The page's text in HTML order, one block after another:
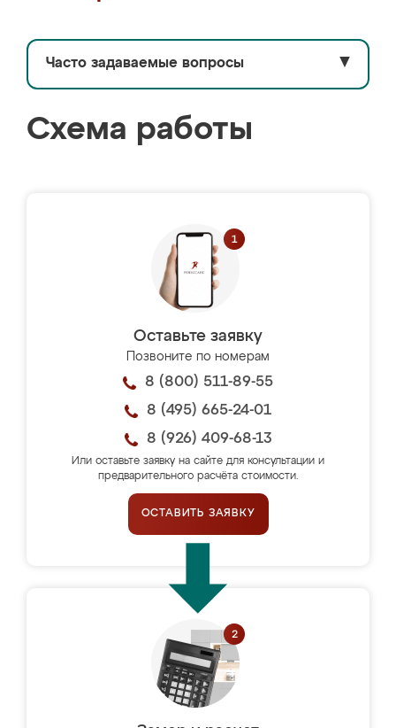
Часто задаваемые вопросы ▼
Схема работы
Оставьте заявку
Позвоните по номерам
8 (800) 511-89-55
8 (495) 665-24-01
8 (926) 409-68-13
Или оставьте заявку на сайте для консультации и
предварительного расчёта стоимости.
ОСТАВИТЬ ЗАЯВКУ